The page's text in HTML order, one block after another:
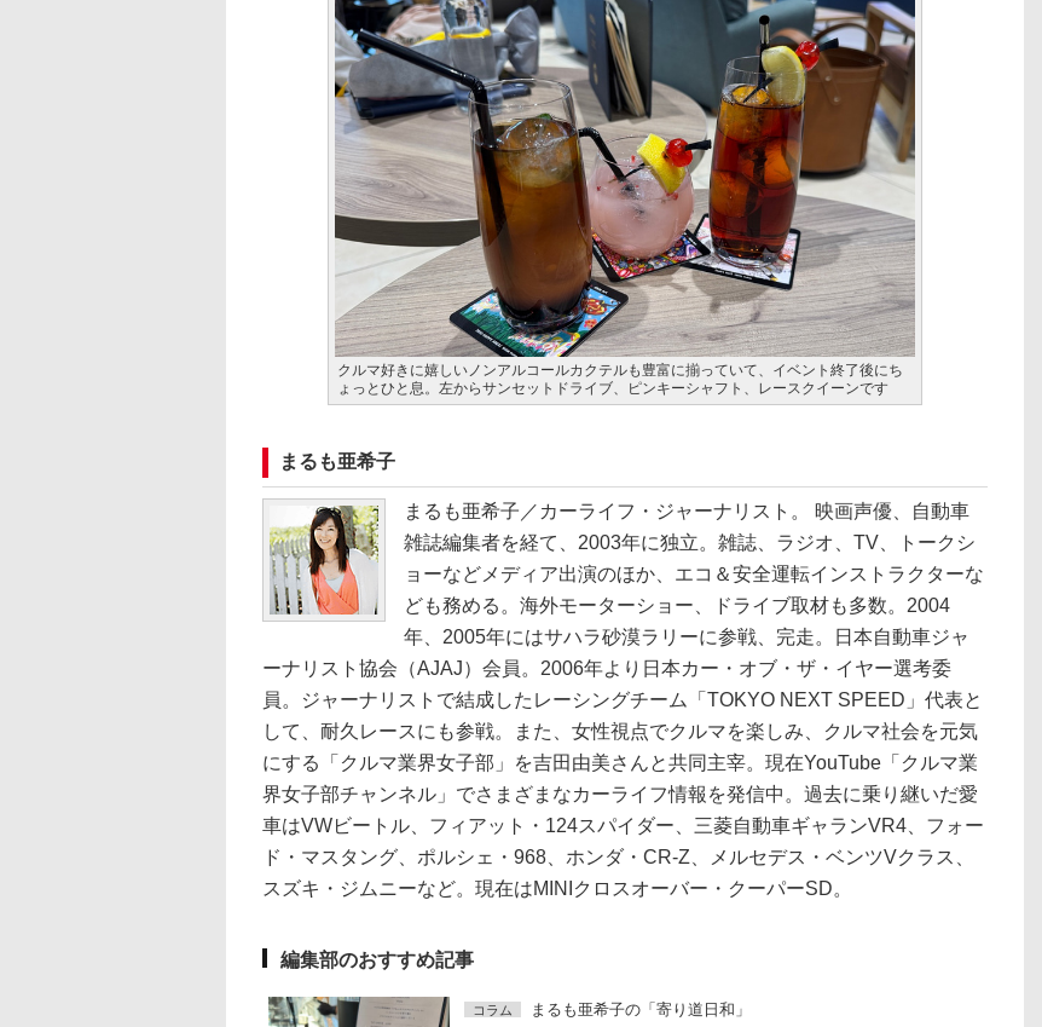
クルマ好きに嬉しいノンアルコールカクテルも豊富に揃っていて、イベント終了後にち
ょっとひと息。左からサンセットドライブ、ピンキーシャフト、レースクイーンです
まるも亜希子
まるも亜希子／カーライフ・ジャーナリスト。 映画声優、自動車
雑誌編集者を経て、2003年に独立。雑誌、ラジオ、TV、トークシ
ョーなどメディア出演のほか、エコ＆安全運転インストラクターな
ども務める。海外モーターショー、ドライブ取材も多数。2004
年、2005年にはサハラ砂漠ラリーに参戦、完走。日本自動車ジャ
ーナリスト協会（AJAJ）会員。2006年より日本カー・オブ・ザ・イヤー選考委
員。ジャーナリストで結成したレーシングチーム「TOKYO NEXT SPEED」代表と
して、耐久レースにも参戦。また、女性視点でクルマを楽しみ、クルマ社会を元気
にする「クルマ業界女子部」を吉田由美さんと共同主宰。現在YouTube「クルマ業
界女子部チャンネル」でさまざまなカーライフ情報を発信中。過去に乗り継いだ愛
車はVWビートル、フィアット・124スパイダー、三菱自動車ギャランVR4、フォー
ド・マスタング、ポルシェ・968、ホンダ・CR-Z、メルセデス・ベンツVクラス、
スズキ・ジムニーなど。現在はMINIクロスオーバー・クーパーSD。
編集部のおすすめ記事
コラム まるも亜希子の「寄り道日和」